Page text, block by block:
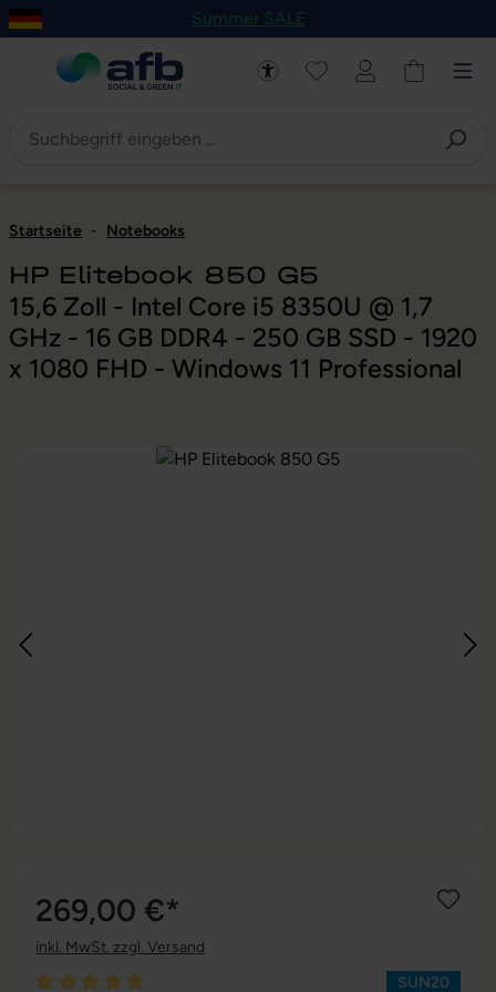
Hauptinhalt springen
Zur Navigation der B2B-Plattform springen
Summer SALE
Startseite - Notebooks
HP Elitebook 850 G5
15,6 Zoll - Intel Core i5 8350U @ 1,7
GHz - 16 GB DDR4 - 250 GB SSD - 1920
x 1080 FHD - Windows 11 Professional
Bildergalerie überspringen
269,00 €*
inkl. MwSt. zzgl. Versand
SUN20